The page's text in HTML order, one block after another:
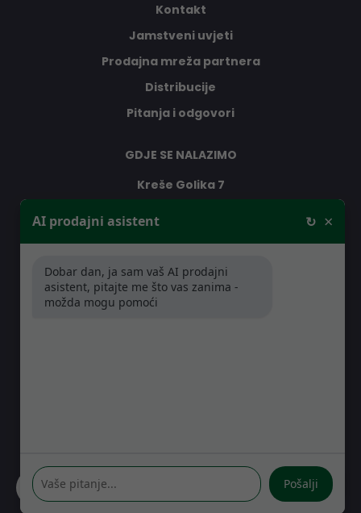
Kontakt
Jamstveni uvjeti
Prodajna mreža partnera
Distribucije
Pitanja i odgovori
GDJE SE NALAZIMO
Kreše Golika 7
RADNO VRIJEME
Pon-Čet: 08:30 - 16:30h
AI prodajni asistent ↻ ×
Dobar dan, ja sam vaš AI prodajni
asistent, pitajte me što vas zanima -
možda mogu pomoći
Pošalji